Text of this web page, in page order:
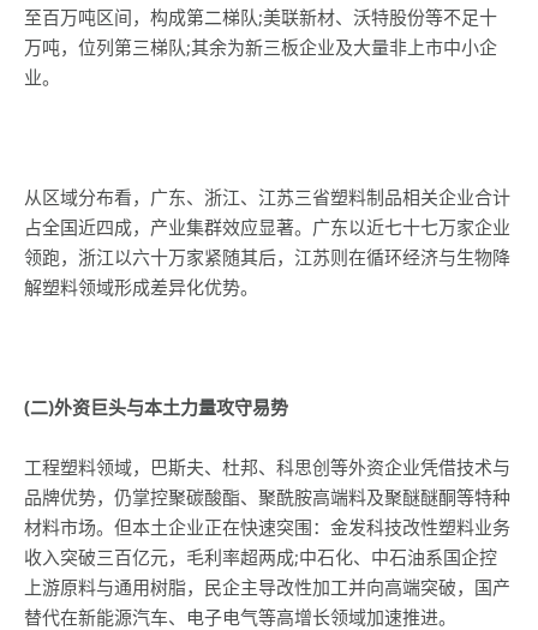
至百万吨区间，构成第二梯队;美联新材、沃特股份等不足十
万吨，位列第三梯队;其余为新三板企业及大量非上市中小企
业。
从区域分布看，广东、浙江、江苏三省塑料制品相关企业合计
占全国近四成，产业集群效应显著。广东以近七十七万家企业
领跑，浙江以六十万家紧随其后，江苏则在循环经济与生物降
解塑料领域形成差异化优势。
(二)外资巨头与本土力量攻守易势
工程塑料领域，巴斯夫、杜邦、科思创等外资企业凭借技术与
品牌优势，仍掌控聚碳酸酯、聚酰胺高端料及聚醚醚酮等特种
材料市场。但本土企业正在快速突围：金发科技改性塑料业务
收入突破三百亿元，毛利率超两成;中石化、中石油系国企控
上游原料与通用树脂，民企主导改性加工并向高端突破，国产
替代在新能源汽车、电子电气等高增长领域加速推进。